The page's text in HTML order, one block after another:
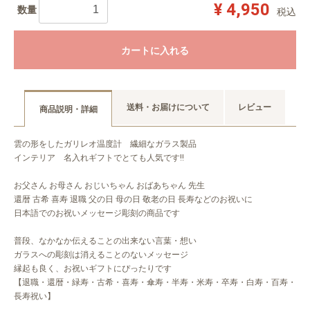
数量 ¥ 4,950 税込
カートに入れる
商品説明・詳細 送料・お届けについて レビュー
雲の形をしたガリレオ温度計 繊細なガラス製品
インテリア 名入れギフトでとても人気です!!
お父さん お母さん おじいちゃん おばあちゃん 先生
還暦 古希 喜寿 退職 父の日 母の日 敬老の日 長寿などのお祝いに
日本語でのお祝いメッセージ彫刻の商品です
普段、なかなか伝えることの出来ない言葉・想い
ガラスへの彫刻は消えることのないメッセージ
縁起も良く、お祝いギフトにぴったりです
【退職・還暦・緑寿・古希・喜寿・傘寿・半寿・米寿・卒寿・白寿・百寿・
長寿祝い】